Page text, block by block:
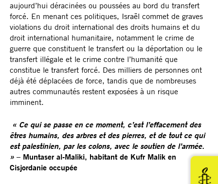
aujourd’hui déracinées ou poussées au bord du transfert
forcé. En menant ces politiques, Israël commet de graves
violations du droit international des droits humains et du
droit international humanitaire, notamment le crime de
guerre que constituent le transfert ou la déportation ou le
transfert illégale et le crime contre l’humanité que
constitue le transfert forcé. Des milliers de personnes ont
déjà été déplacées de force, tandis que de nombreuses
autres communautés restent exposées à un risque
imminent.
« Ce qui se passe en ce moment, c’est l’effacement des
êtres humains, des arbres et des pierres, et de tout ce qui
est palestinien, par les colons, avec le soutien de l’armée.
» – Muntaser al-Maliki, habitant de Kufr Malik en
Cisjordanie occupée